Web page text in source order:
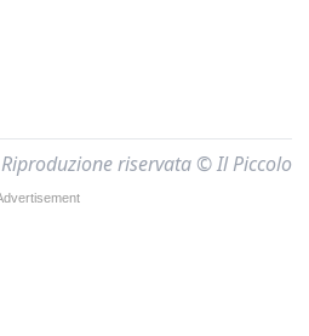
Riproduzione riservata © Il Piccolo